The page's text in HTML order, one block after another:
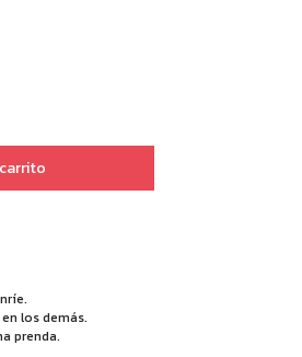
los demás.
prenda.